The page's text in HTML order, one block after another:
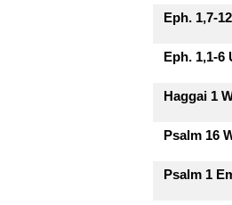
Eph. 1,7-
Eph. 1,1-6
Haggai 1
Psalm 16
Psalm 1